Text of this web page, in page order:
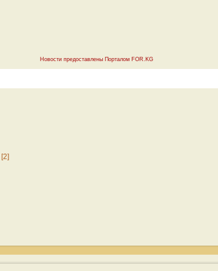
Новости предоставлены Порталом FOR.KG
[2]